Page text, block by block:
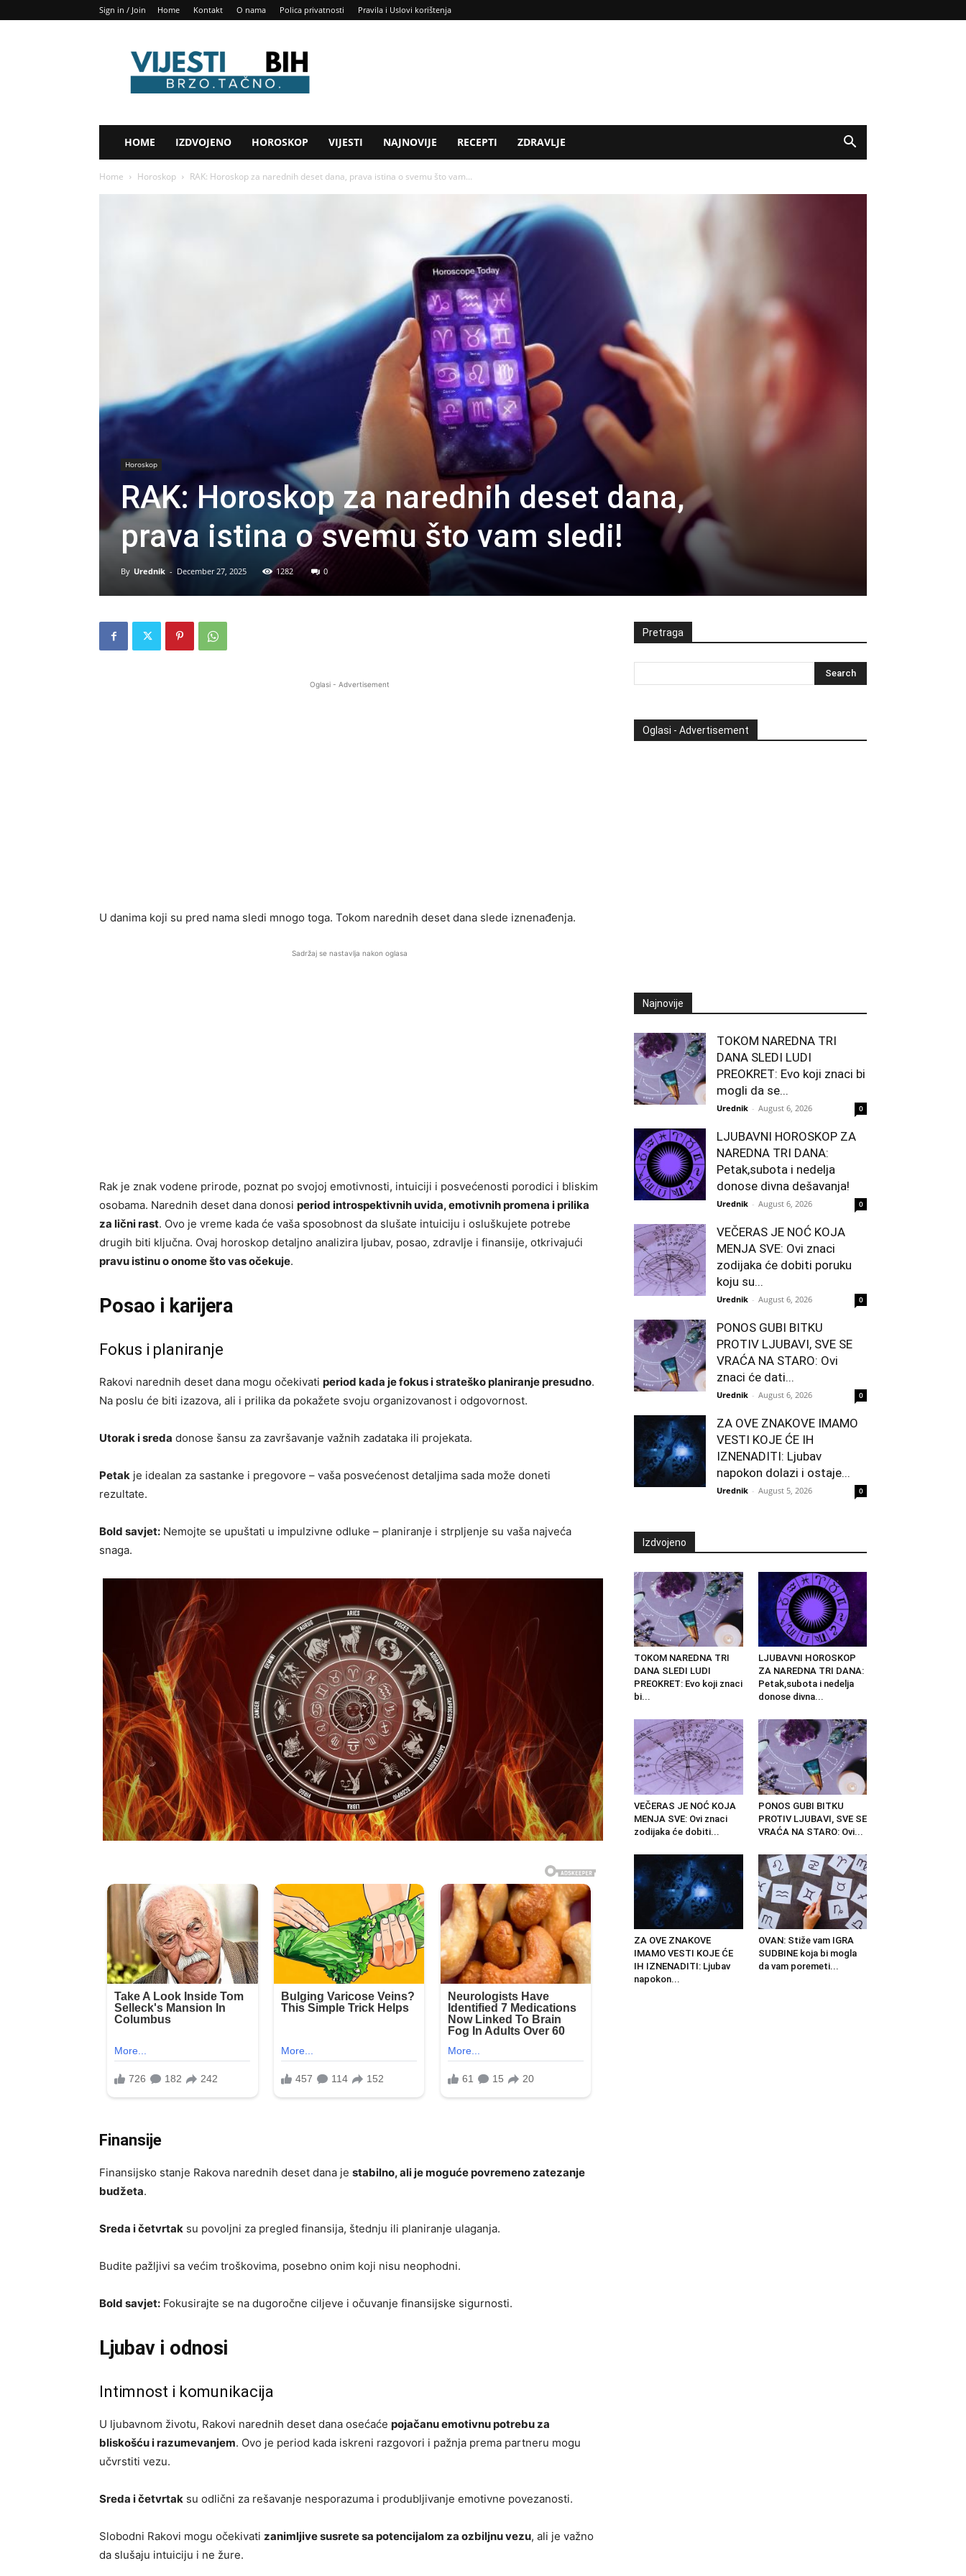
Sign in / Join Home Kontakt O nama Polica privatnosti Pravila i Uslovi korištenja
BIH
HOME IZDVOJENO HOROSKOP VIJESTI NAJNOVIJE RECEPTI ZDRAVLJE
Home Horoskop RAK: Horoskop za narednih deset dana, prava istina o svemu što vam...
Horoskop
RAK: Horoskop za narednih deset dana,
prava istina o svemu što vam sledi!
By Urednik - December 27, 2025 1282 0
Oglasi - Advertisement
U danima koji su pred nama sledi mnogo toga. Tokom narednih deset dana slede iznenađenja.
Sadržaj se nastavlja nakon oglasa
Rak je znak vodene prirode, poznat po svojoj emotivnosti, intuiciji i posvećenosti porodici i bliskim
osobama. Narednih deset dana donosi period introspektivnih uvida, emotivnih promena i prilika
za lični rast. Ovo je vreme kada će vaša sposobnost da slušate intuiciju i osluškujete potrebe
drugih biti ključna. Ovaj horoskop detaljno analizira ljubav, posao, zdravlje i finansije, otkrivajući
pravu istinu o onome što vas očekuje.
Posao i karijera
Fokus i planiranje
Rakovi narednih deset dana mogu očekivati period kada je fokus i strateško planiranje presudno.
Na poslu će biti izazova, ali i prilika da pokažete svoju organizovanost i odgovornost.
Utorak i sreda donose šansu za završavanje važnih zadataka ili projekata.
Petak je idealan za sastanke i pregovore – vaša posvećenost detaljima sada može doneti
rezultate.
Bold savjet: Nemojte se upuštati u impulzivne odluke – planiranje i strpljenje su vaša najveća
snaga.
Finansije
Finansijsko stanje Rakova narednih deset dana je stabilno, ali je moguće povremeno zatezanje
budžeta.
Sreda i četvrtak su povoljni za pregled finansija, štednju ili planiranje ulaganja.
Budite pažljivi sa većim troškovima, posebno onim koji nisu neophodni.
Bold savjet: Fokusirajte se na dugoročne ciljeve i očuvanje finansijske sigurnosti.
Ljubav i odnosi
Intimnost i komunikacija
U ljubavnom životu, Rakovi narednih deset dana osećaće pojačanu emotivnu potrebu za
bliskošću i razumevanjem. Ovo je period kada iskreni razgovori i pažnja prema partneru mogu
učvrstiti vezu.
Sreda i četvrtak su odlični za rešavanje nesporazuma i produbljivanje emotivne povezanosti.
Slobodni Rakovi mogu očekivati zanimljive susrete sa potencijalom za ozbiljnu vezu, ali je važno
da slušaju intuiciju i ne žure.
Pretraga
Oglasi - Advertisement
Najnovije
TOKOM NAREDNA TRI
DANA SLEDI LUDI
PREOKRET: Evo koji znaci bi
mogli da se...
Urednik - August 6, 2026 0
LJUBAVNI HOROSKOP ZA
NAREDNA TRI DANA:
Petak,subota i nedelja
donose divna dešavanja!
Urednik - August 6, 2026 0
VEČERAS JE NOĆ KOJA
MENJA SVE: Ovi znaci
zodijaka će dobiti poruku
koju su...
Urednik - August 6, 2026 0
PONOS GUBI BITKU
PROTIV LJUBAVI, SVE SE
VRAĆA NA STARO: Ovi
znaci će dati...
Urednik - August 6, 2026 0
ZA OVE ZNAKOVE IMAMO
VESTI KOJE ĆE IH
IZNENADITI: Ljubav
napokon dolazi i ostaje...
Urednik - August 5, 2026 0
Izdvojeno
TOKOM NAREDNA TRI
DANA SLEDI LUDI
PREOKRET: Evo koji znaci
bi...
LJUBAVNI HOROSKOP
ZA NAREDNA TRI DANA:
Petak,subota i nedelja
donose divna...
VEČERAS JE NOĆ KOJA
MENJA SVE: Ovi znaci
zodijaka će dobiti...
PONOS GUBI BITKU
PROTIV LJUBAVI, SVE SE
VRAĆA NA STARO: Ovi...
ZA OVE ZNAKOVE
IMAMO VESTI KOJE ĆE
IH IZNENADITI: Ljubav
napokon...
OVAN: Stiže vam IGRA
SUDBINE koja bi mogla
da vam poremeti...